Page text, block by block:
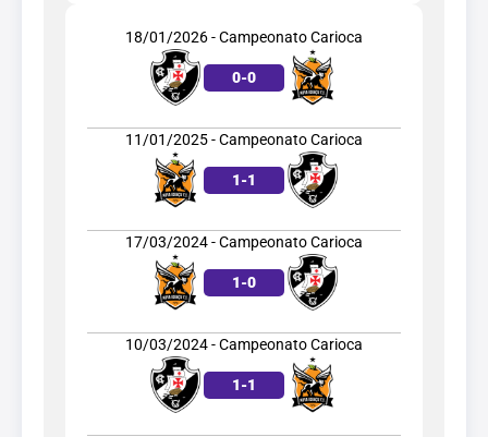
18/01/2026 - Campeonato Carioca
0-0
11/01/2025 - Campeonato Carioca
1-1
17/03/2024 - Campeonato Carioca
1-0
10/03/2024 - Campeonato Carioca
1-1